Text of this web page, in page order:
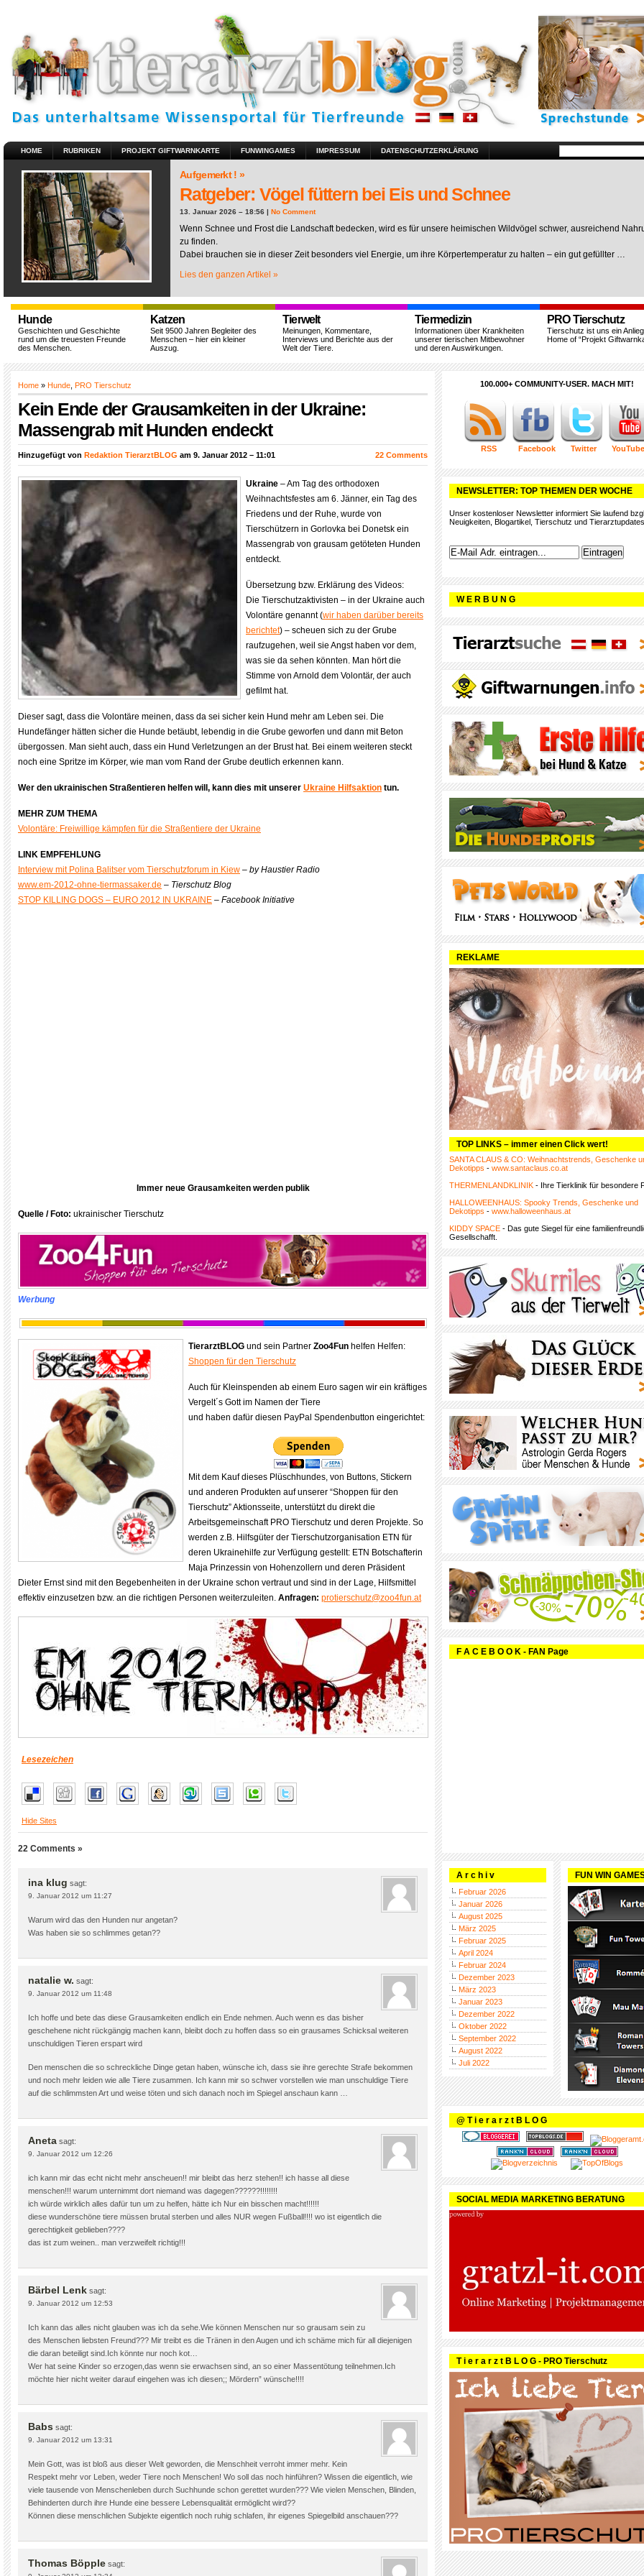
HOME RUBRIKEN PROJEKT GIFTWARNKARTE FUNWINGAMES IMPRESSUM DATENSCHUTZERKLÄRUNG
Aufgemerkt ! »
Ratgeber: Vögel füttern bei Eis und Schnee
13. Januar 2026 – 18:56 | No Comment
Wenn Schnee und Frost die Landschaft bedecken, wird es für unsere heimischen Wildvögel schwer, ausreichend
zu finden.
Dabei brauchen sie in dieser Zeit besonders viel Energie, um ihre Körpertemperatur zu halten – ein gut gefüllter …
Lies den ganzen Artikel »
Hunde
Geschichten und Geschichte
rund um die treuesten Freunde
des Menschen.
Katzen
Seit 9500 Jahren Begleiter des
Menschen – hier ein kleiner
Auszug.
Tierwelt
Meinungen, Kommentare,
Interviews und Berichte aus der
Welt der Tiere.
Tiermedizin
Informationen über Krankheiten
unserer tierischen Mitbewohner
und deren Auswirkungen.
PRO Tierschutz
Tierschutz ist uns ein
Home of “Projekt
Home » Hunde PRO Tierschutz
Kein Ende der Grausamkeiten in der Ukraine:
Massengrab mit Hunden endeckt
Hinzugefügt von Redaktion TierarztBLOG am 9. Januar 2012 – 11:01 22 Comments
Ukraine – Am Tag des orthodoxen
Weihnachtsfestes am 6. Jänner, ein Tag des
Friedens und der Ruhe, wurde von
Tierschützern in Gorlovka bei Donetsk ein
Massengrab von grausam getöteten Hunden
entdeckt.
Übersetzung bzw. Erklärung des Videos:
Die Tierschutzaktivisten – in der Ukraine auch
Volontäre genannt (wir haben darüber bereits
berichtet) – scheuen sich zu der Grube
raufzugehen, weil sie Angst haben vor dem,
was sie da sehen könnten. Man hört die
Stimme von Arnold dem Volontär, der auch
gefilmt hat.
Dieser sagt, dass die Volontäre meinen, dass da sei sicher kein Hund mehr am Leben sei. Die
Hundefänger hätten sicher die Hunde betäubt, lebendig in die Grube geworfen und dann mit Beton
übergossen. Man sieht auch, dass ein Hund Verletzungen an der Brust hat. Bei einem weiteren steckt
noch eine Spritze im Körper, wie man vom Rand der Grube deutlich erkennen kann.
Wer den ukrainischen Straßentieren helfen will, kann dies mit unserer Ukraine Hilfsaktion tun.
MEHR ZUM THEMA
Volontäre: Freiwillige kämpfen für die Straßentiere der Ukraine
LINK EMPFEHLUNG
Interview mit Polina Balitser vom Tierschutzforum in Kiew – by Haustier Radio
www.em-2012-ohne-tiermassaker.de – Tierschutz Blog
STOP KILLING DOGS – EURO 2012 IN UKRAINE – Facebook Initiative
Immer neue Grausamkeiten werden publik
Quelle / Foto: ukrainischer Tierschutz
Werbung
TierarztBLOG und sein Partner Zoo4Fun helfen Helfen:
Shoppen für den Tierschutz
Auch für Kleinspenden ab einem Euro sagen wir ein kräftiges
Vergelt´s Gott im Namen der Tiere
und haben dafür diesen PayPal Spendenbutton eingerichtet:
Mit dem Kauf dieses Plüschhundes, von Buttons, Stickern
und anderen Produkten auf unserer “Shoppen für den
Tierschutz” Aktionsseite, unterstützt du direkt die
Arbeitsgemeinschaft PRO Tierschutz und deren Projekte. So
werden z.B. Hilfsgüter der Tierschutzorganisation ETN für
deren Ukrainehilfe zur Verfügung gestellt: ETN Botschafterin
Maja Prinzessin von Hohenzollern und deren Präsident
Dieter Ernst sind mit den Begebenheiten in der Ukraine schon vertraut und sind in der Lage, Hilfsmittel
effektiv einzusetzen bzw. an die richtigen Personen weiterzuleiten. Anfragen: protierschutz@zoo4fun.at
Lesezeichen
Hide Sites
22 Comments »
ina klug sagt:
9. Januar 2012 um 11:27
Warum wird das den Hunden nur angetan?
Was haben sie so schlimmes getan??
natalie w. sagt:
9. Januar 2012 um 11:48
Ich hoffe und bete das diese Grausamkeiten endlich ein Ende nehmen. Auch wenn es das bisher
geschehene nicht rückgängig machen kann, bleibt doch zu hoffen dass so ein grausames Schicksal weiteren
unschuldigen Tieren erspart wird
Den menschen die so schreckliche Dinge getan haben, wünsche ich, dass sie ihre gerechte Strafe bekommen
und noch mehr leiden wie alle Tiere zusammen. Ich kann mir so schwer vorstellen wie man unschuldige Tiere
auf die schlimmsten Art und weise töten und sich danach noch im Spiegel anschaun kann …
Aneta sagt:
9. Januar 2012 um 12:26
ich kann mir das echt nicht mehr anscheuen!! mir bleibt das herz stehen!! ich hasse all diese
menschen!!! warum unternimmt dort niemand was dagegen??????!!!!!!!!
ich würde wirklich alles dafür tun um zu helfen, hätte ich Nur ein bisschen macht!!!!!!
diese wunderschöne tiere müssen brutal sterben und alles NUR wegen Fußball!!!! wo ist eigentlich die
gerechtigkeit geblieben????
das ist zum weinen.. man verzweifelt richtig!!!
Bärbel Lenk sagt:
9. Januar 2012 um 12:53
Ich kann das alles nicht glauben was ich da sehe.Wie können Menschen nur so grausam sein zu
des Menschen liebsten Freund??? Mir treibt es die Tränen in den Augen und ich schäme mich für all diejenigen
die daran beteiligt sind.Ich könnte nur noch kot…
Wer hat seine Kinder so erzogen,das wenn sie erwachsen sind, an so einer Massentötung teilnehmen.Ich
möchte hier nicht weiter darauf eingehen was ich diesen;; Mördern” wünsche!!!!
Babs sagt:
9. Januar 2012 um 13:31
Mein Gott, was ist bloß aus dieser Welt geworden, die Menschheit verroht immer mehr. Kein
Respekt mehr vor Leben, weder Tiere noch Menschen! Wo soll das noch hinführen? Wissen die eigentlich, wie
viele tausende von Menschenleben durch Suchhunde schon gerettet wurden??? Wie vielen Menschen, Blinden,
Behinderten durch ihre Hunde eine bessere Lebensqualität ermöglicht wird??
Können diese menschlichen Subjekte eigentlich noch ruhig schlafen, ihr eigenes Spiegelbild anschauen???
Thomas Böpple sagt:
100.000+ COMMUNITY-USER. MACH MIT!
RSS Facebook Twitter YouTube
NEWSLETTER: TOP THEMEN DER WOCHE
Unser kostenloser Newsletter informiert Sie laufend
Neuigkeiten, Blogartikel, Tierschutz und
W E R B U N G
REKLAME
TOP LINKS – immer einen Click wert!
SANTA CLAUS & CO: Weihnachtstrends, Geschenke
Dekotipps - www.santaclaus.co.at
THERMENLANDKLINIK - Ihre Tierklinik für besondere
HALLOWEENHAUS: Spooky Trends, Geschenke und
Dekotipps - www.halloweenhaus.at
KIDDY SPACE - Das gute Siegel für eine
Gesellschafft.
F A C E B O O K - FAN Page
A r c h i v
Februar 2026
Januar 2026
August 2025
März 2025
Februar 2025
April 2024
Februar 2024
Dezember 2023
März 2023
Januar 2023
Dezember 2022
Oktober 2022
September 2022
August 2022
Juli 2022
FUN WIN
@ T i e r a r z t B L O G
SOCIAL MEDIA MARKETING BERATUNG
T i e r a r z t B L O G - PRO Tierschutz